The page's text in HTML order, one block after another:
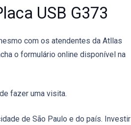
USB G373
com os atendentes da Atllas
o formulário online disponível na
fazer uma visita.
de São Paulo e do país. Investir